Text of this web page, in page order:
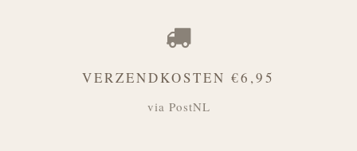
VERZENDKOSTEN €6,95
via PostNL